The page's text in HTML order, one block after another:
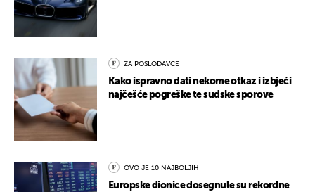
ZA POSLODAVCE
Kako ispravno dati nekome otkaz i izbjeći
najčešće pogreške te sudske sporove
OVO JE 10 NAJBOLJIH
Europske dionice dosegnule su rekordne